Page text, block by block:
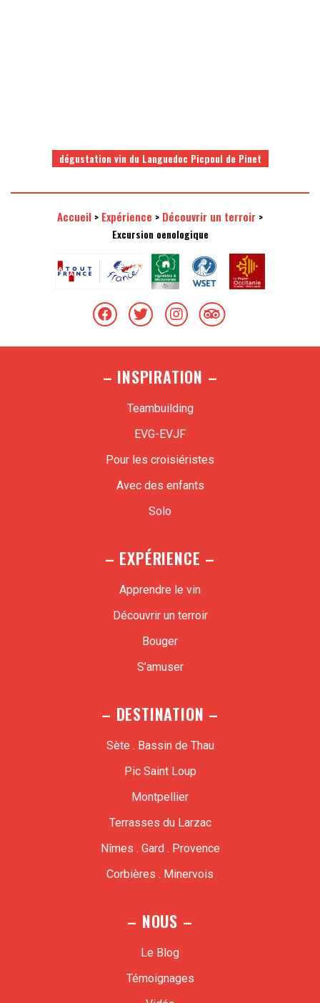
dégustation vin du Languedoc Picpoul de Pinet
Accueil > Expérience > Découvrir un terroir >
Excursion oenologique
– INSPIRATION –
Teambuilding
EVG-EVJF
Pour les croisiéristes
Avec des enfants
Solo
– EXPÉRIENCE –
Apprendre le vin
Découvrir un terroir
Bouger
S’amuser
– DESTINATION –
Sète . Bassin de Thau
Pic Saint Loup
Montpellier
Terrasses du Larzac
Nîmes . Gard . Provence
Corbières . Minervois
– NOUS –
Le Blog
Témoignages